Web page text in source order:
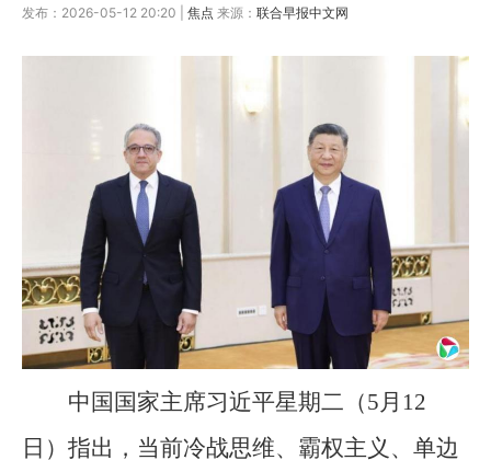
发布：2026-05-12 20:20 | 焦点 来源： 联合早报中文网
中国国家主席习近平星期二（5月12
日）指出，当前冷战思维、霸权主义、单边